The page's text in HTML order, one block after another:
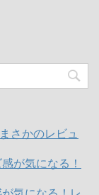
さかのレビュ
が気になる！